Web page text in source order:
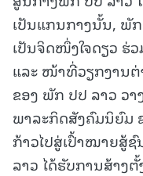
ເປັນແກນກາງນັ້ນ, ພັ
ເປັນຈິດໜຶ່ງໃຈດຽວ ຮ່
ແລະ ໜ້າທີ່ວຽກງານ
ຂອງ ພັກ ປປ ລາວ ວ
ພາລະກິດສັງຄົມນິຍົມ
ກ້າວໄປສູ່ເປົ້າໝາຍສູ້
ລາວ ໄດ້ຮັບການສ້າງ